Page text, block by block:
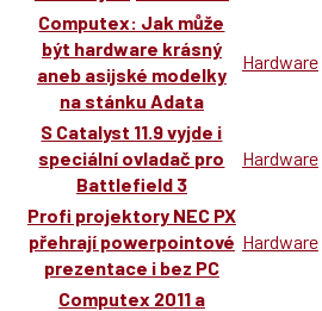
Computex: Jak může
být hardware krásný
aneb asijské modelky
na stánku Adata
Hardware
S Catalyst 11.9 vyjde i
speciální ovladač pro
Battlefield 3
Hardware
Profi projektory NEC PX
přehrají powerpointové
prezentace i bez PC
Hardware
Computex 2011 a